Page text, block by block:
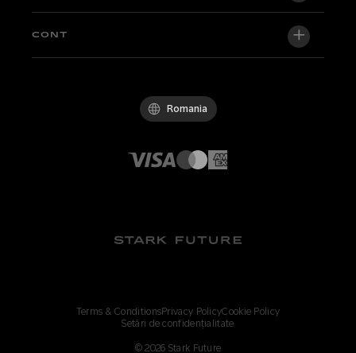
Factory Edition
Biciclete in stoc
Suport central
Whistleblowing Channel
CONT
Romania
Terms & ConditionsPrivacy PolicyCookie Policy
Setări de confidențialitate
©2026 Stark Future